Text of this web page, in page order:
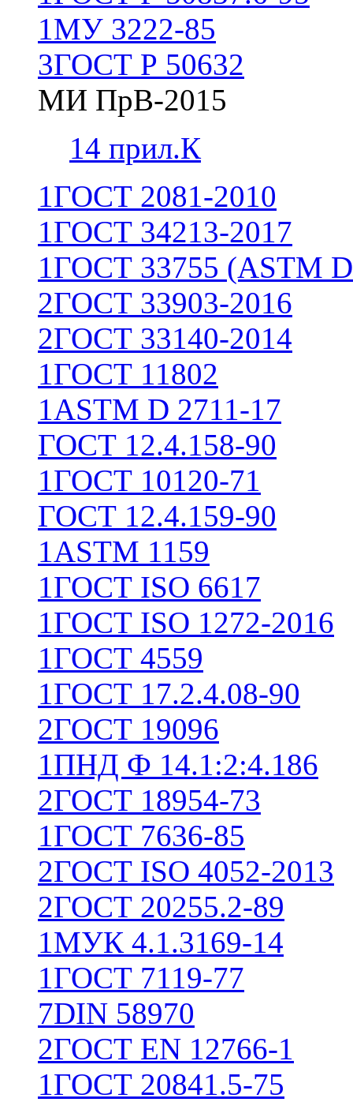
1МУ 3222-85
3ГОСТ Р 50632
МИ ПрВ-2015
14 прил.К
1ГОСТ 2081-2010
1ГОСТ 34213-2017
1ГОСТ 33755 (ASTM
2ГОСТ 33903-2016
2ГОСТ 33140-2014
1ГОСТ 11802
1ASTM D 2711-17
ГОСТ 12.4.158-90
1ГОСТ 10120-71
ГОСТ 12.4.159-90
1ASTM 1159
1ГОСТ ISO 6617
1ГОСТ ISO 1272-2016
1ГОСТ 4559
1ГОСТ 17.2.4.08-90
2ГОСТ 19096
1ПНД Ф 14.1:2:4.186
2ГОСТ 18954-73
1ГОСТ 7636-85
2ГОСТ ISO 4052-2013
2ГОСТ 20255.2-89
1МУК 4.1.3169-14
1ГОСТ 7119-77
7DIN 58970
2ГОСТ EN 12766-1
1ГОСТ 20841.5-75